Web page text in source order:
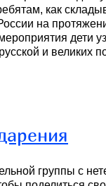
как
на
дети
и великих
группы с